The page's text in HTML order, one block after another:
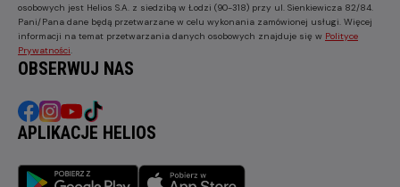
osobowych jest Helios S.A. z siedzibą w Łodzi (90-318) przy ul. Sienkiewicza 82/84.
Pani/Pana dane będą przetwarzane w celu wykonania zamówionej usługi. Więcej
informacji na temat przetwarzania danych osobowych znajduje się w Polityce
Prywatności.
OBSERWUJ NAS
APLIKACJE HELIOS